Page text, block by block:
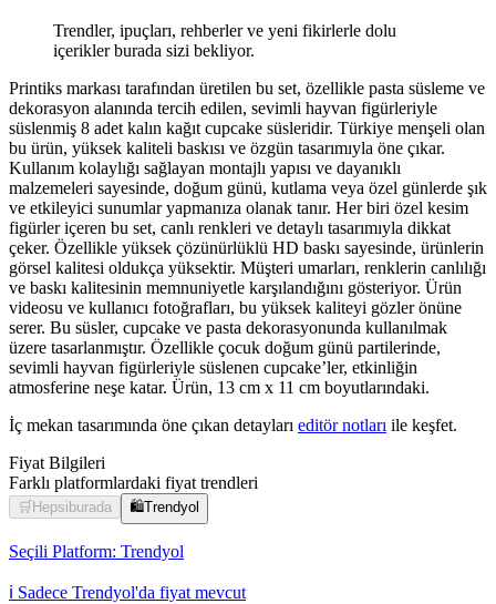
Trendler, ipuçları, rehberler ve yeni fikirlerle dolu
içerikler burada sizi bekliyor.
Printiks markası tarafından üretilen bu set, özellikle pasta süsleme ve
dekorasyon alanında tercih edilen, sevimli hayvan figürleriyle
süslenmiş 8 adet kalın kağıt cupcake süsleridir. Türkiye menşeli olan
bu ürün, yüksek kaliteli baskısı ve özgün tasarımıyla öne çıkar.
Kullanım kolaylığı sağlayan montajlı yapısı ve dayanıklı
malzemeleri sayesinde, doğum günü, kutlama veya özel günlerde şık
ve etkileyici sunumlar yapmanıza olanak tanır. Her biri özel kesim
figürler içeren bu set, canlı renkleri ve detaylı tasarımıyla dikkat
çeker. Özellikle yüksek çözünürlüklü HD baskı sayesinde, ürünlerin
görsel kalitesi oldukça yüksektir. Müşteri umarları, renklerin canlılığı
ve baskı kalitesinin memnuniyetle karşılandığını gösteriyor. Ürün
videosu ve kullanıcı fotoğrafları, bu yüksek kaliteyi gözler önüne
serer. Bu süsler, cupcake ve pasta dekorasyonunda kullanılmak
üzere tasarlanmıştır. Özellikle çocuk doğum günü partilerinde,
sevimli hayvan figürleriyle süslenen cupcake’ler, etkinliğin
atmosferine neşe katar. Ürün, 13 cm x 11 cm boyutlarındaki.
İç mekan tasarımında öne çıkan detayları editör notları ile keşfet.
Fiyat Bilgileri
Farklı platformlardaki fiyat trendleri
🛒 Hepsiburada 🛍️Trendyol
Seçili Platform: Trendyol
ℹ️ Sadece Trendyol'da fiyat mevcut